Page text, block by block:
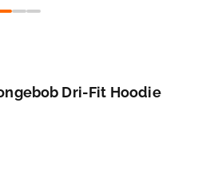
Dri-Fit Hoodie